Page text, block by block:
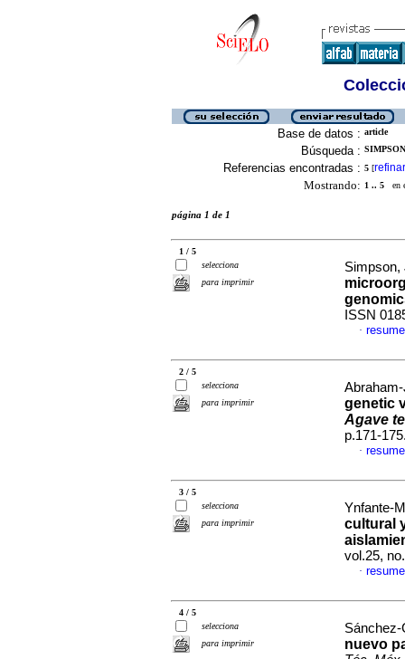
Base de datos : article
Búsqueda :
Referencias encontradas : 5 [refinar
Mostrando: 1 .. 5 en
página 1 de 1
1 / 5
selecciona
para imprimir
ISSN
·
2 / 5
selecciona
para imprimir
genetic
Agave
p.171-
·
3 / 5
selecciona
para imprimir
Ynfante-
cultural
vol.25,
·
4 / 5
selecciona
para imprimir
nuevo